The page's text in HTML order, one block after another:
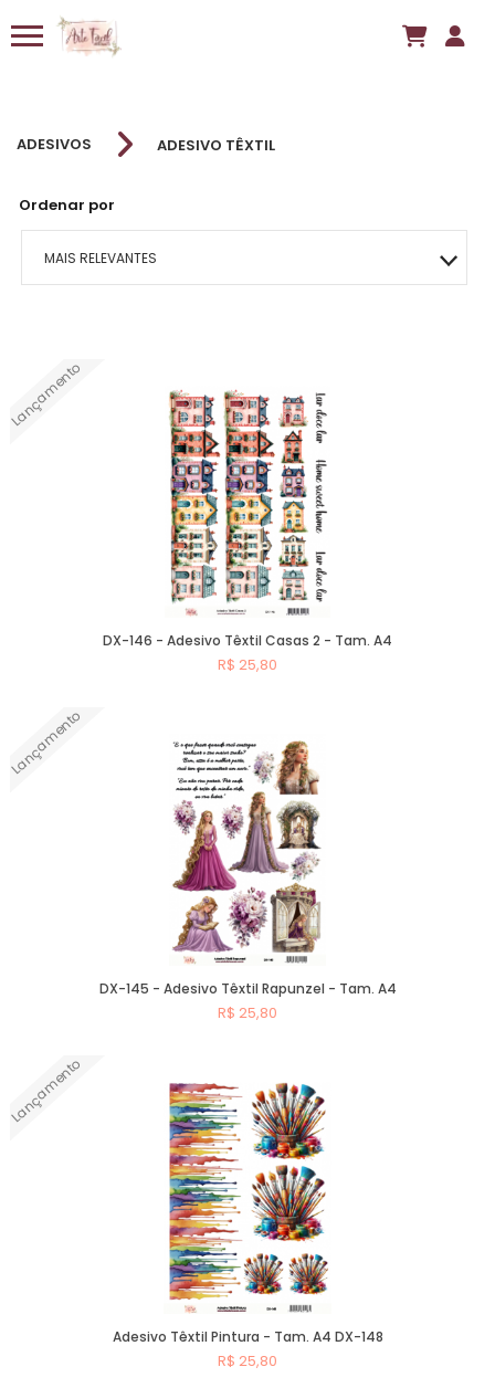
ADESIVOS ADESIVO TÊXTIL
Ordenar por
MAIS RELEVANTES
MENOR PREÇO
Lançamento
DX-146 - Adesivo Têxtil Casas 2 - Tam. A4
R$ 25,80
Lançamento
DX-145 - Adesivo Têxtil Rapunzel - Tam. A4
R$ 25,80
Lançamento
Adesivo Têxtil Pintura - Tam. A4 DX-148
R$ 25,80